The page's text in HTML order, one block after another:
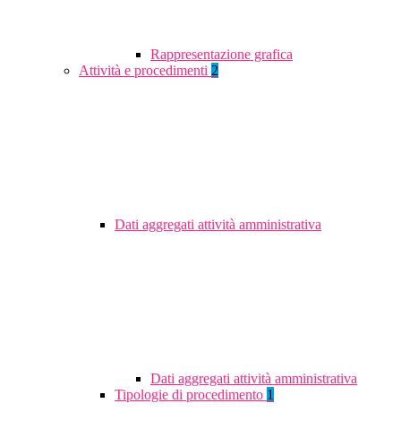
Rappresentazione grafica
Attività e procedimenti 2
Dati aggregati attività amministrativa
Dati aggregati attività amministrativa
Tipologie di procedimento 1